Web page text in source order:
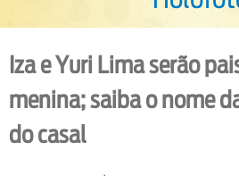
Iza e Yuri Lima serão
menina; saiba o nome
do casal